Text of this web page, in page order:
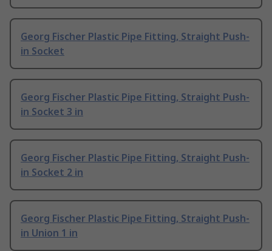
Georg Fischer Plastic Pipe Fitting, Straight Push-
in Socket
Georg Fischer Plastic Pipe Fitting, Straight Push-
in Socket 3 in
Georg Fischer Plastic Pipe Fitting, Straight Push-
in Socket 2 in
Georg Fischer Plastic Pipe Fitting, Straight Push-
in Union 1 in